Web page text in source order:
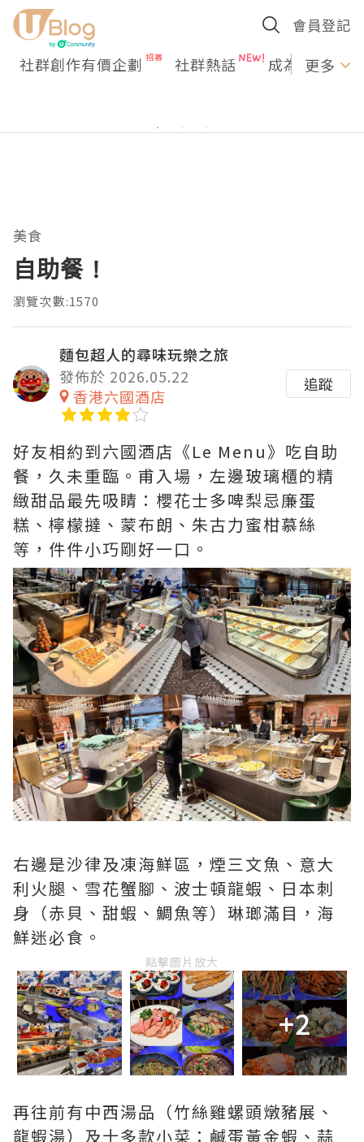
會員登記
社群創作有價企劃 社群熱話 成為U更多
美食
自助餐 !
瀏覽次數:1570
麵包超人的尋味玩樂之旅
發佈於 2026.05.22
香港六國酒店
追蹤
好友相約到六國酒店《Le Menu》吃自助
餐，久未重臨。甫入場，左邊玻璃櫃的精
緻甜品最先吸睛：櫻花士多啤梨忌廉蛋
糕、檸檬撻、蒙布朗、朱古力蜜柑慕絲
等，件件小巧剛好一口。
右邊是沙律及凍海鮮區，煙三文魚、意大
利火腿、雪花蟹腳、波士頓龍蝦、日本刺
身（赤貝、甜蝦、鯛魚等）琳瑯滿目，海
鮮迷必食。
點擊圖片放大
+2
再往前有中西湯品（竹絲雞螺頭燉豬展、
龍蝦湯）及十多款小菜：鹹蛋黃金蝦、蒜